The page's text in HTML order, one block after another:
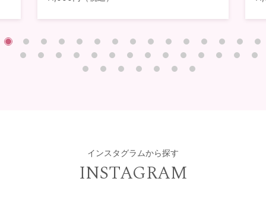
インスタグラムから探す
INSTAGRAM